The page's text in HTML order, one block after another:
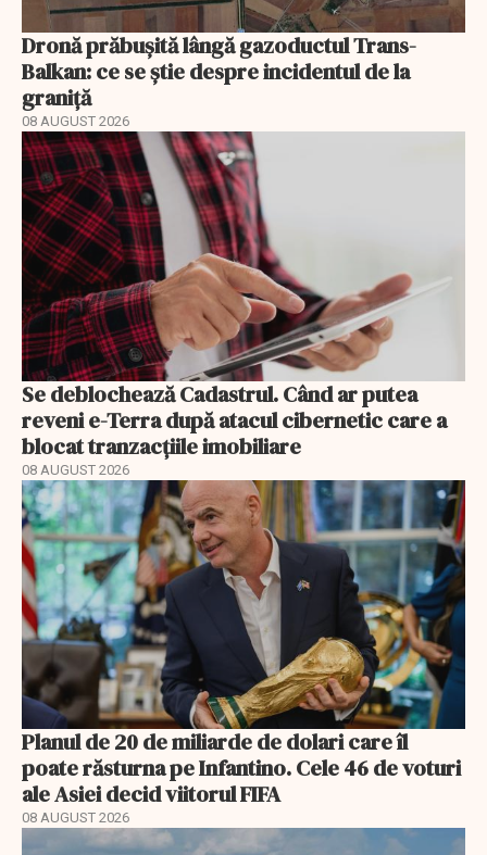
Dronă prăbușită lângă gazoductul Trans-
Balkan: ce se știe despre incidentul de la
graniță
08 AUGUST 2026
Se deblochează Cadastrul. Când ar putea
reveni e-Terra după atacul cibernetic care a
blocat tranzacțiile imobiliare
08 AUGUST 2026
Planul de 20 de miliarde de dolari care îl
poate răsturna pe Infantino. Cele 46 de voturi
ale Asiei decid viitorul FIFA
08 AUGUST 2026